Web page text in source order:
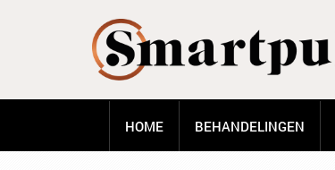
HOME BEHANDELINGEN